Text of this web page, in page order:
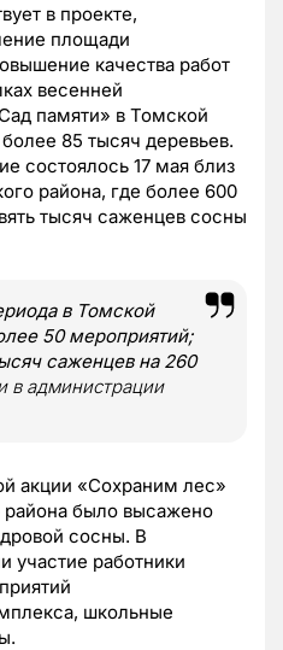
в проекте,
площади
качества работ
весенней
памяти» в Томской
85 тысяч деревьев.
состоялось 17 мая близ
района, где более 600
тысяч саженцев сосны
в Томской
50 мероприятий;
саженцев на 260
администрации
акции «Сохраним лес»
района было высажено
сосны. В
участие работники
школьные